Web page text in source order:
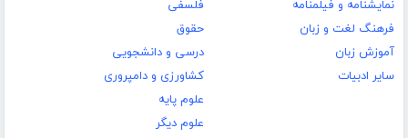
نمایشنامه و فیلمنامه
فرهنگ لغت و زبان
آموزش زبان
سایر ادبیات
فلسفی
حقوق
درسی و دانشجویی
کشاورزی و دامپروری
علوم پایه
علوم دیگر